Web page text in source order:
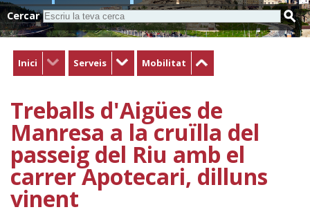
Cercar
Inici Serveis Mobilitat
Treballs d'Aigües de
Manresa a la cruïlla del
passeig del Riu amb el
carrer Apotecari, dilluns
vinent